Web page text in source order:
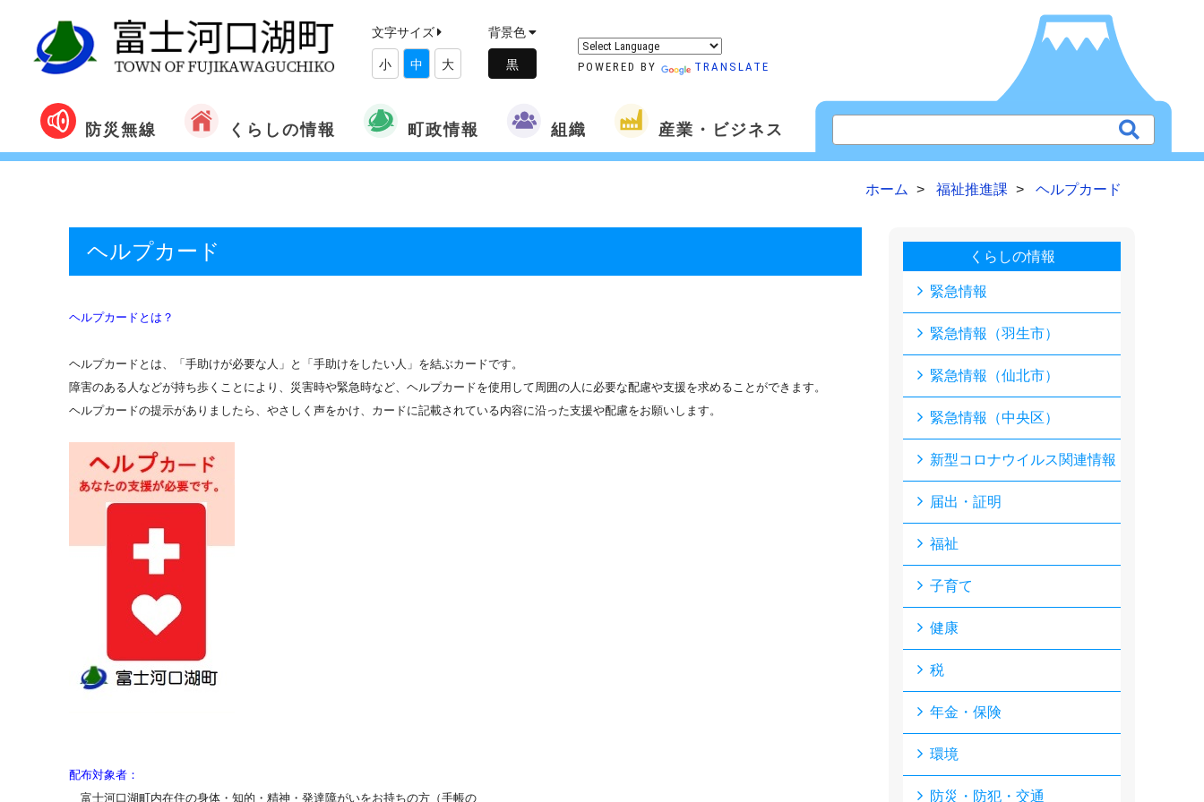
文字サイズ
小 中 大
背景色
POWERED BY TRANSLATE
防災無線 くらしの情報 町政情報 組織 産業・ビジネス
ホーム 福祉推進課 ヘルプカード
ヘルプカード
ヘルプカードとは？
ヘルプカードとは、「手助けが必要な人」と「手助けをしたい人」を結ぶカードです。
障害のある人などが持ち歩くことにより、災害時や緊急時など、ヘルプカードを使用して周囲の人に必要な配慮や支援を求めることができます。
ヘルプカードの提示がありましたら、やさしく声をかけ、カードに記載されている内容に沿った支援や配慮をお願いします。
配布対象者：
富士河口湖町内在住の身体・知的・精神・発達障がいをお持ちの方（手帳の
くらしの情報
緊急情報
緊急情報（羽生市）
緊急情報（仙北市）
緊急情報（中央区）
新型コロナウイルス関連情報
届出・証明
福祉
子育て
健康
税
年金・保険
環境
防災・防犯・交通